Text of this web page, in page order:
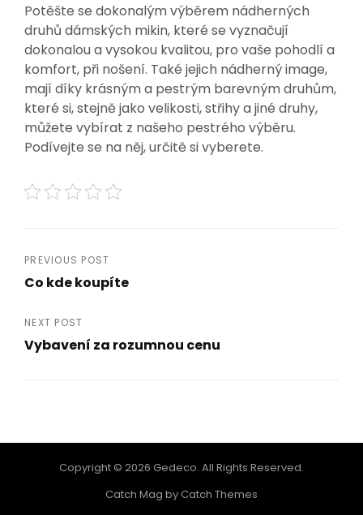
Potěšte se dokonalým výběrem nádherných
druhů dámských mikin, které se vyznačují
dokonalou a vysokou kvalitou, pro vaše pohodlí a
komfort, při nošení. Také jejich nádherný image,
mají díky krásným a pestrým barevným druhům,
které si, stejně jako velikosti, střihy a jiné druhy,
můžete vybírat z našeho pestrého výběru.
Podívejte se na něj, určitě si vyberete.
Navigace
příspěvek
PREVIOUS POST
Co kde koupíte
Post
NEXT POST
Vybavení za rozumnou cenu
Copyright © 2026 Gedeco. All Rights Reserved.
Catch Mag byCatch Themes